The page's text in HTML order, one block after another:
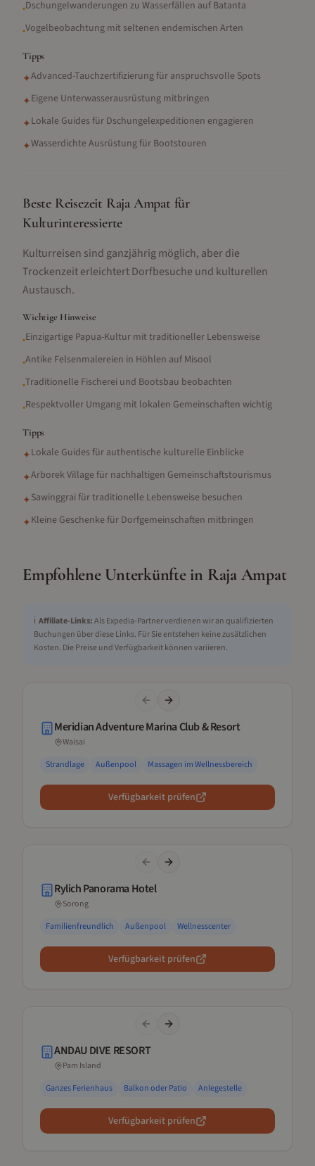
•Dschungelwanderungen zu Wasserfällen auf Batanta
•Vogelbeobachtung mit seltenen endemischen Arten
Tipps
✦Advanced-Tauchzertifizierung für anspruchsvolle Spots
✦Eigene Unterwasserausrüstung mitbringen
✦Lokale Guides für Dschungelexpeditionen engagieren
✦Wasserdichte Ausrüstung für Bootstouren
Beste Reisezeit Raja Ampat für
Kulturinteressierte
Kulturreisen sind ganzjährig möglich, aber die
Trockenzeit erleichtert Dorfbesuche und kulturellen
Austausch.
Wichtige Hinweise
•Einzigartige Papua-Kultur mit traditioneller Lebensweise
•Antike Felsenmalereien in Höhlen auf Misool
•Traditionelle Fischerei und Bootsbau beobachten
•Respektvoller Umgang mit lokalen Gemeinschaften wichtig
Tipps
✦Lokale Guides für authentische kulturelle Einblicke
✦Arborek Village für nachhaltigen Gemeinschaftstourismus
✦Sawinggrai für traditionelle Lebensweise besuchen
✦Kleine Geschenke für Dorfgemeinschaften mitbringen
Empfohlene Unterkünfte in Raja Ampat
ℹ️ Affiliate-Links:Als Expedia-Partner verdienen wir an qualifizierten
Buchungen über diese Links. Für Sie entstehen keine zusätzlichen
Kosten. Die Preise und Verfügbarkeit können variieren.
Previous slide
Next slide
Meridian Adventure Marina Club & Resort
Waisai
Strandlage
Außenpool Massagen im Wellnessbereich
Verfügbarkeit prüfen
Previous slide
Next slide
Rylich Panorama Hotel
Sorong
Familienfreundlich
Außenpool Wellnesscenter
Verfügbarkeit prüfen
Previous slide
Next slide
ANDAU DIVE RESORT
Pam Island
Ganzes Ferienhaus
Balkon oder Patio Anlegestelle
Verfügbarkeit prüfen